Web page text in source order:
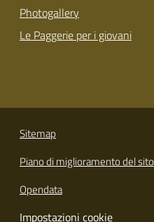
Photogallery
Le Paggerie per i giovani
Sitemap
Piano di miglioramento del sito
Opendata
Impostazioni cookie